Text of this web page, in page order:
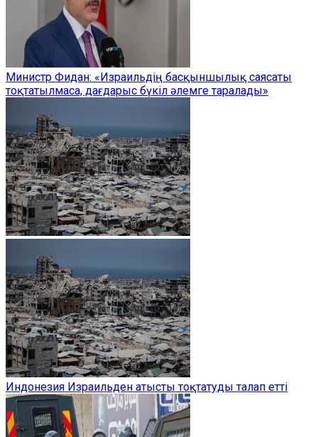
Министр Фидан: «Израильдің басқыншылық саясаты
тоқтатылмаса, дағдарыс бүкіл әлемге таралады»
Индонезия Израильден атысты тоқтатуды талап етті